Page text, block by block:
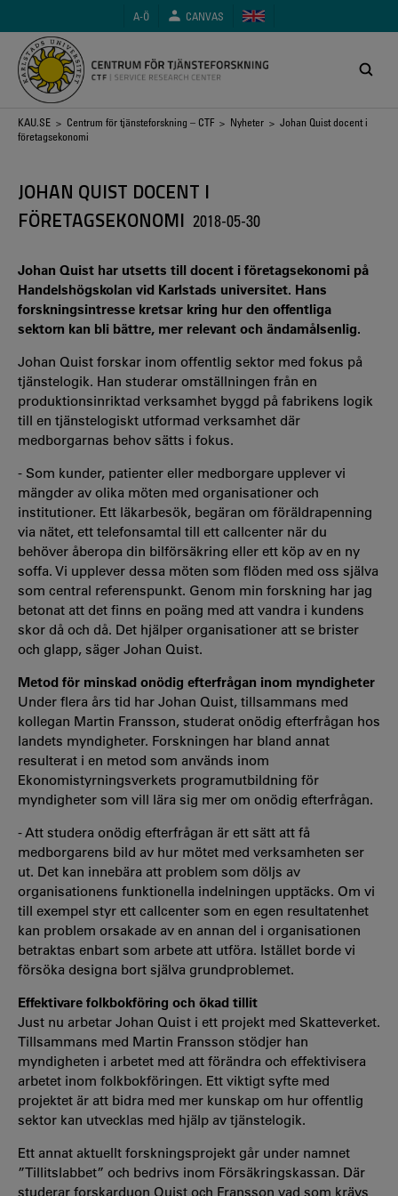
huvudinnehåll
A-Ö CANVAS
Länkstig
KAU.SE > Centrum för tjänsteforskning – CTF > Nyheter > Johan Quist docent i
företagsekonomi
JOHAN QUIST DOCENT I
FÖRETAGSEKONOMI 2018-05-30
Johan Quist har utsetts till docent i företagsekonomi på
Handelshögskolan vid Karlstads universitet. Hans
forskningsintresse kretsar kring hur den offentliga
sektorn kan bli bättre, mer relevant och ändamålsenlig.
Johan Quist forskar inom offentlig sektor med fokus på
tjänstelogik. Han studerar omställningen från en
produktionsinriktad verksamhet byggd på fabrikens logik
till en tjänstelogiskt utformad verksamhet där
medborgarnas behov sätts i fokus.
- Som kunder, patienter eller medborgare upplever vi
mängder av olika möten med organisationer och
institutioner. Ett läkarbesök, begäran om föräldrapenning
via nätet, ett telefonsamtal till ett callcenter när du
behöver åberopa din bilförsäkring eller ett köp av en ny
soffa. Vi upplever dessa möten som flöden med oss själva
som central referenspunkt. Genom min forskning har jag
betonat att det finns en poäng med att vandra i kundens
skor då och då. Det hjälper organisationer att se brister
och glapp, säger Johan Quist.
Metod för minskad onödig efterfrågan inom myndigheter
Under flera års tid har Johan Quist, tillsammans med
kollegan Martin Fransson, studerat onödig efterfrågan hos
landets myndigheter. Forskningen har bland annat
resulterat i en metod som används inom
Ekonomistyrningsverkets programutbildning för
myndigheter som vill lära sig mer om onödig efterfrågan.
- Att studera onödig efterfrågan är ett sätt att få
medborgarens bild av hur mötet med verksamheten ser
ut. Det kan innebära att problem som döljs av
organisationens funktionella indelningen upptäcks. Om vi
till exempel styr ett callcenter som en egen resultatenhet
kan problem orsakade av en annan del i organisationen
betraktas enbart som arbete att utföra. Istället borde vi
försöka designa bort själva grundproblemet.
Effektivare folkbokföring och ökad tillit
Just nu arbetar Johan Quist i ett projekt med Skatteverket.
Tillsammans med Martin Fransson stödjer han
myndigheten i arbetet med att förändra och effektivisera
arbetet inom folkbokföringen. Ett viktigt syfte med
projektet är att bidra med mer kunskap om hur offentlig
sektor kan utvecklas med hjälp av tjänstelogik.
Ett annat aktuellt forskningsprojekt går under namnet
”Tillitslabbet” och bedrivs inom Försäkringskassan. Där
studerar forskarduon Quist och Fransson vad som krävs